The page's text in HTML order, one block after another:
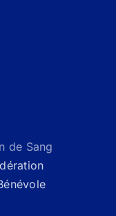
de Sang